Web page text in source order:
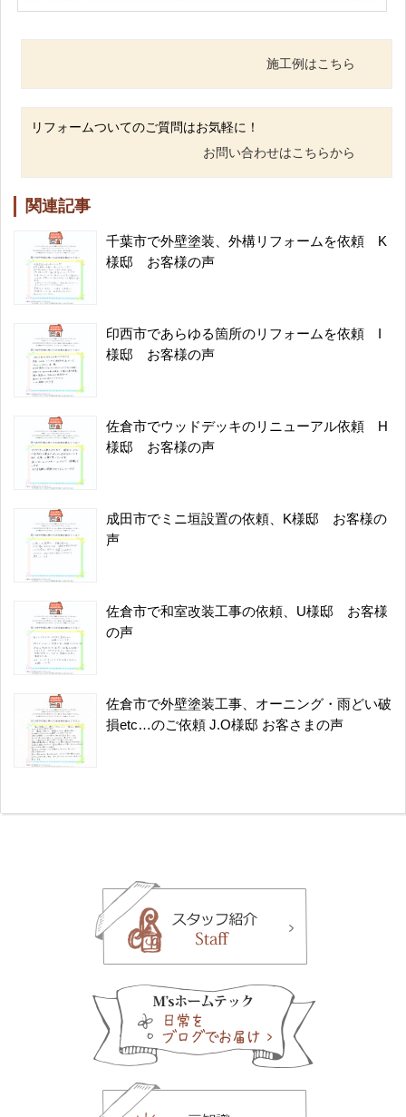
施工例はこちら
リフォームついてのご質問はお気軽に！
お問い合わせはこちらから
関連記事
千葉市で外壁塗装、外構リフォームを依頼 K
様邸 お客様の声
印西市であらゆる箇所のリフォームを依頼 I
様邸 お客様の声
佐倉市でウッドデッキのリニューアル依頼 H
様邸 お客様の声
成田市でミニ垣設置の依頼、K様邸 お客様の
声
佐倉市で和室改装工事の依頼、U様邸 お客様
の声
佐倉市で外壁塗装工事、オーニング・雨どい破
損etc…のご依頼 J.O様邸 お客さまの声